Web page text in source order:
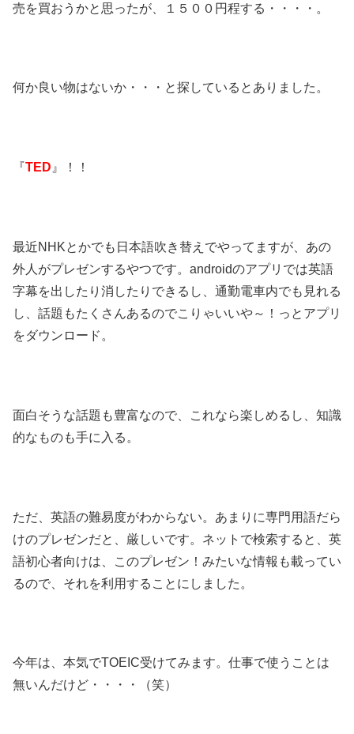
売を買おうかと思ったが、１５００円程する・・・・。
何か良い物はないか・・・と探しているとありました。
『TED 』！！
最近NHKとかでも日本語吹き替えでやってますが、あの
外人がプレゼンするやつです。androidのアプリでは英語
字幕を出したり消したりできるし、通勤電車内でも見れる
し、話題もたくさんあるのでこりゃいいや～！っとアプリ
をダウンロード。
面白そうな話題も豊富なので、これなら楽しめるし、知識
的なものも手に入る。
ただ、英語の難易度がわからない。あまりに専門用語だら
けのプレゼンだと、厳しいです。ネットで検索すると、英
語初心者向けは、このプレゼン！みたいな情報も載ってい
るので、それを利用することにしました。
今年は、本気でTOEIC受けてみます。仕事で使うことは
無いんだけど・・・・（笑）